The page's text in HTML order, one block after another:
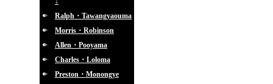
Ralph・Tawangyaouma
Morris・Robinson
Allen・Pooyama
Charles・Loloma
Preston・Monongye